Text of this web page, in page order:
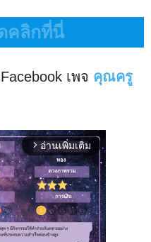
คลิกที่นี่
เพจ คุณครู
arrow_forward_ios อ่านเพิ่มเติม